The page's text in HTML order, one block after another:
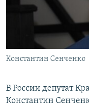
ПОБЕДИТЕЛЕЙ НЕ СУДЯТ?
КРЫМ.НЕПОКОРЕННЫЙ
УКРАИНСКАЯ ПРОБЛЕМА
ПРИСОЕДИНЯЙТЕСЬ!
Константин Сенченко
В России депутат
Константин